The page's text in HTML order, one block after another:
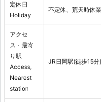
定休日
Holiday
不定休、荒天時休
アクセ
ス・最寄
り駅
Access,
Nearest
station
JR日岡駅(徒歩15分)